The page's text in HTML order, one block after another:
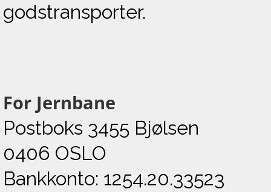
godstransporter.
For Jernbane
Postboks 3455 Bjølsen
0406 OSLO
Bankkonto: 1254.20.33523